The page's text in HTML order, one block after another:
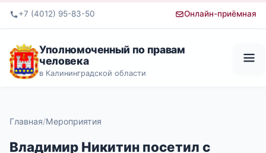
+7 (4012) 95-83-50 Онлайн-приёмная
Уполномоченный по правам
человека
в Калининградской области
Главная Мероприятия
Владимир Никитин посетил с